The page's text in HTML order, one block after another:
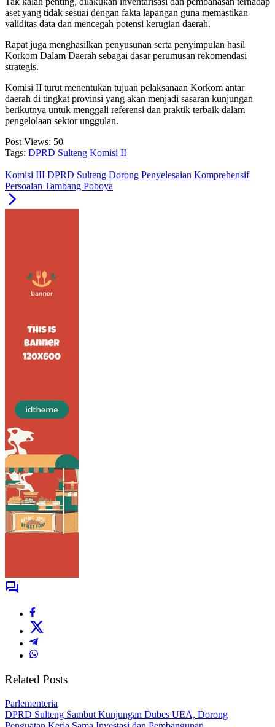
aset yang tidak sesuai dengan fakta lapangan guna memastikan
validitas data dan mencegah potensi kerugian daerah.
Rapat juga menghasilkan penyusunan serta penyimpulan hasil
Korkom Dalam Daerah sebagai dasar perumusan rekomendasi
strategis.
Komisi II turut menentukan tujuan pelaksanaan Korkom antar
daerah di tingkat provinsi yang akan menjadi sasaran kunjungan
berikutnya untuk menggali referensi dan praktik terbaik dalam
pengelolaan sektor unggulan.
Post Views: 50
Tags: DPRD Sulteng Komisi II
Komisi III DPRD Sulteng Dorong Penyelesaian Komprehensif
Persoalan Tambang Poboya
Related Posts
Parlementeria
DPRD Sulteng Sambut Kunjungan Dubes UEA, Dorong